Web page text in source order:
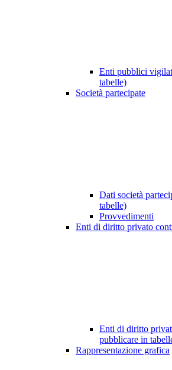
Enti pubblici
tabelle)
Società partecipate
Dati società
tabelle)
Provvedimenti
Enti di diritto privato
Enti di diritto
pubblicare in
Rappresentazione grafica